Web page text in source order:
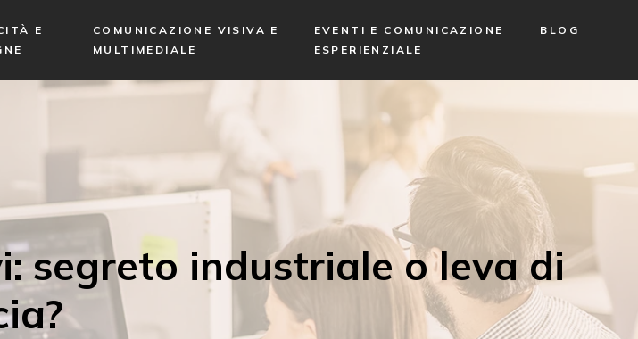
E
COMUNICAZIONE VISIVA E
MULTIMEDIALE
EVENTI E COMUNICAZIONE
ESPERIENZIALE
BLOG
segreto industriale o leva di